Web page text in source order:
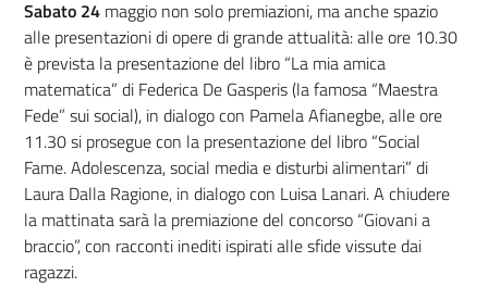
Sabato 24 maggio non solo premiazioni, ma anche spazio
alle presentazioni di opere di grande attualità: alle ore 10.30
è prevista la presentazione del libro “La mia amica
matematica” di Federica De Gasperis (la famosa “Maestra
Fede” sui social), in dialogo con Pamela Afianegbe, alle ore
11.30 si prosegue con la presentazione del libro “Social
Fame. Adolescenza, social media e disturbi alimentari” di
Laura Dalla Ragione, in dialogo con Luisa Lanari. A chiudere
la mattinata sarà la premiazione del concorso “Giovani a
braccio”, con racconti inediti ispirati alle sfide vissute dai
ragazzi.